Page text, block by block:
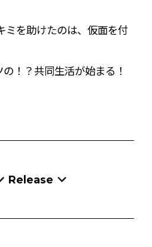
を助けたのは、仮面を付
！？共同生活が始まる！
Release